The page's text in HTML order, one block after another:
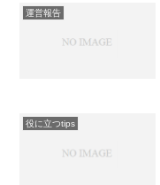
運営報告
役に立つtips